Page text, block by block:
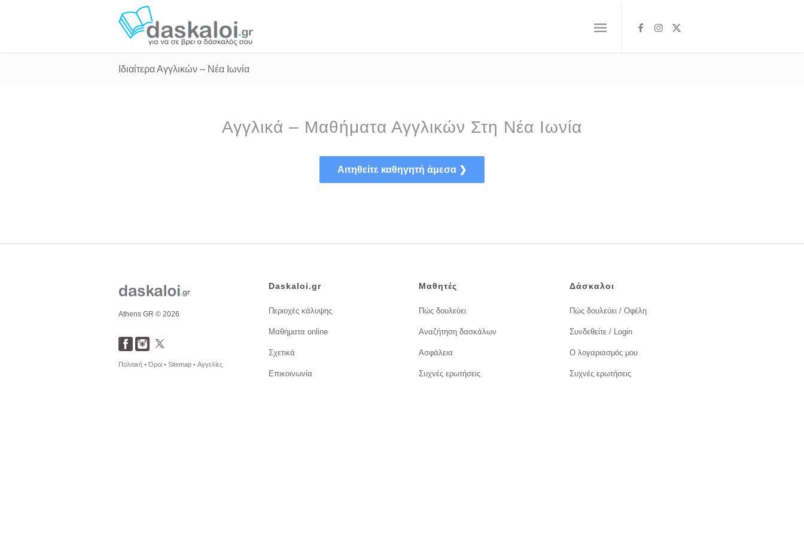
Ιδιαίτερα Αγγλικών – Νέα Ιωνία
Αγγλικά – Μαθήματα Αγγλικών Στη Νέα Ιωνία
Αιτηθείτε καθηγητή άμεσα ❯
Athens GR © 2026
Πολιτική •Όροι • Sitemap • Αγγελίες
Daskaloi.gr
Περιοχές κάλυψης
Μαθήματα online
Σχετικά
Επικοινωνία
Μαθητές
Πώς δουλεύει
Αναζήτηση δασκάλων
Ασφάλεια
Συχνές ερωτήσεις
Δάσκαλοι
Πώς δουλεύει / Οφέλη
Συνδεθείτε / Login
Ο λογαριασμός μου
Συχνές ερωτήσεις